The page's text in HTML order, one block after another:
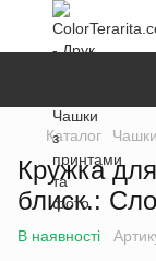
Каталог
Кружка
блиск.:
В наявності